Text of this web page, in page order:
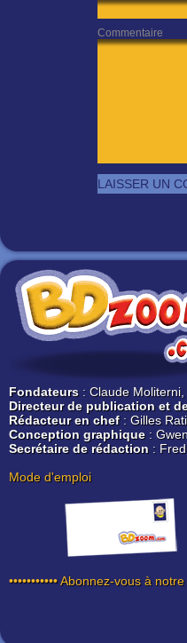
Commentaire
Fondateurs : Claude
Directeur de publication et
Rédacteur en chef: Gilles
Conception graphique:
Secrétaire de rédaction :
Mode d'emploi
••••••••••• Abonnez-vous à notre